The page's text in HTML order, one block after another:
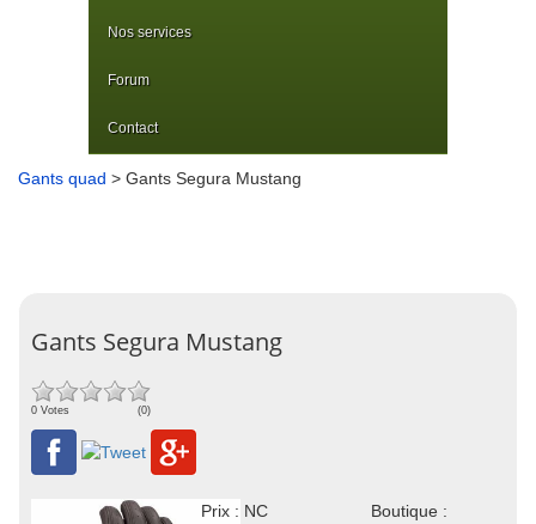
Nos services
Forum
Contact
Gants quad > Gants Segura Mustang
Gants Segura Mustang
0 Votes (0)
Prix : NC
Boutique :